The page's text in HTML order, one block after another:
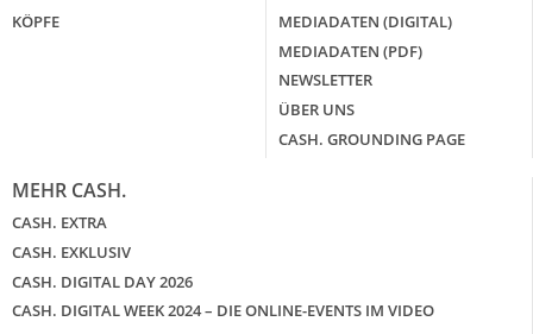
KÖPFE
MEDIADATEN (DIGITAL)
MEDIADATEN (PDF)
NEWSLETTER
ÜBER UNS
CASH. GROUNDING PAGE
MEHR CASH.
CASH. EXTRA
CASH. EXKLUSIV
CASH. DIGITAL DAY 2026
CASH. DIGITAL WEEK 2024 – DIE ONLINE-EVENTS IM VIDEO